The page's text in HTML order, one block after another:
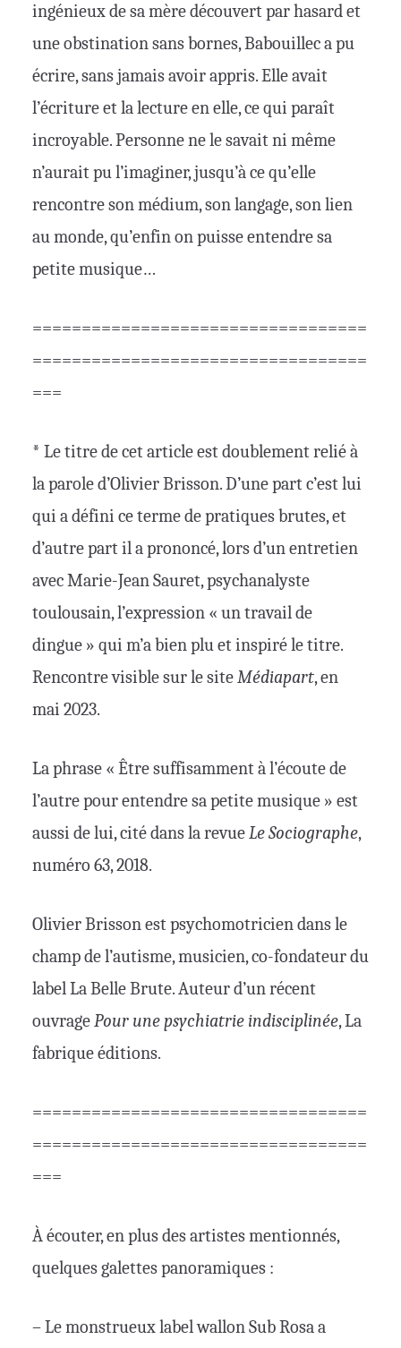
ingénieux de sa mère découvert par hasard et
une obstination sans bornes, Babouillec a pu
écrire, sans jamais avoir appris. Elle avait
l’écriture et la lecture en elle, ce qui paraît
incroyable. Personne ne le savait ni même
n’aurait pu l’imaginer, jusqu’à ce qu’elle
rencontre son médium, son langage, son lien
au monde, qu’enfin on puisse entendre sa
petite musique…
==================================
==================================
===
* Le titre de cet article est doublement relié à
la parole d’Olivier Brisson. D’une part c’est lui
qui a défini ce terme de pratiques brutes, et
d’autre part il a prononcé, lors d’un entretien
avec Marie-Jean Sauret, psychanalyste
toulousain, l’expression « un travail de
dingue » qui m’a bien plu et inspiré le titre.
Rencontre visible sur le siteMédiapart, en
mai 2023.
La phrase « Être suffisamment à l’écoute de
l’autre pour entendre sa petite musique » est
aussi de lui, cité dans la revueLe Sociographe,
numéro 63, 2018.
Olivier Brisson est psychomotricien dans le
champ de l’autisme, musicien, co-fondateur du
label La Belle Brute. Auteur d’un récent
ouvragePour une psychiatrie indisciplinée, La
fabrique éditions.
==================================
==================================
===
À écouter, en plus des artistes mentionnés,
quelques galettes panoramiques :
– Le monstrueux label wallon Sub Rosa a